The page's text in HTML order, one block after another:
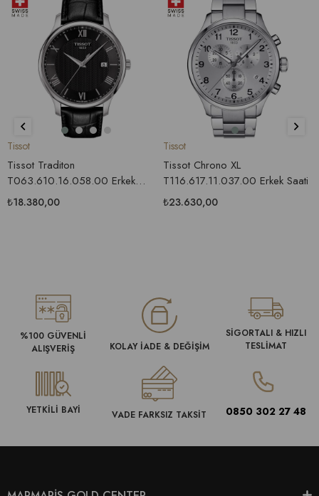
Tissot
Tissot Traditon
T063.610.16.058.00 Erkek
Saati
₺18.380,00
Tissot
Tissot Chrono XL
T116.617.11.037.00 Erkek Saati
₺23.630,00
%100 GÜVENLİ
ALIŞVERİŞ
KOLAY İADE & DEĞİŞİM
SİGORTALI & HIZLI
TESLİMAT
YETKİLİ BAYİ VADE FARKSIZ TAKSİT 0850 302 27 48